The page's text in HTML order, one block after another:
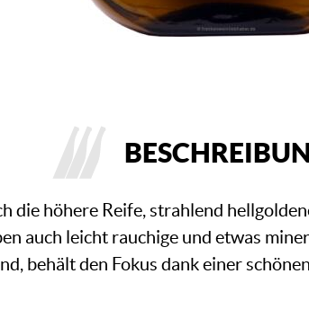
die höhere Reife, strahlend
auch leicht rauchige und etwas
behält den Fokus dank einer